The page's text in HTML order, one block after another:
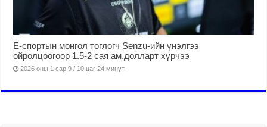
Е-спортын монгол тоглогч Senzu-ийн үнэлгээ
ойролцоогоор 1.5-2 сая ам.долларт хүрчээ
2026 оны 1 сар 9 / 10 цаг 24 минут